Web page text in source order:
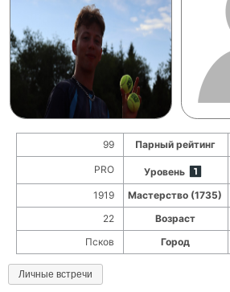
99 Парный рейтинг
PRO Уровень
1919 Мастерство (1735)
22
Возраст
Псков
Город
Личные встречи